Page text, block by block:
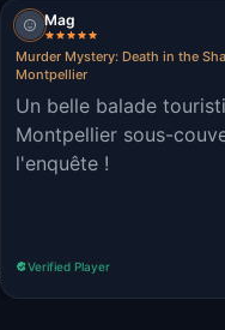
Mag
Murder Mystery: Death in the
Montpellier
Un belle balade
Montpellier sous-
l'enquête !
Verified Player